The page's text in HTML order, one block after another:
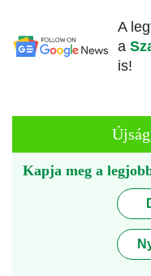
A
a
is!
Kapja meg a